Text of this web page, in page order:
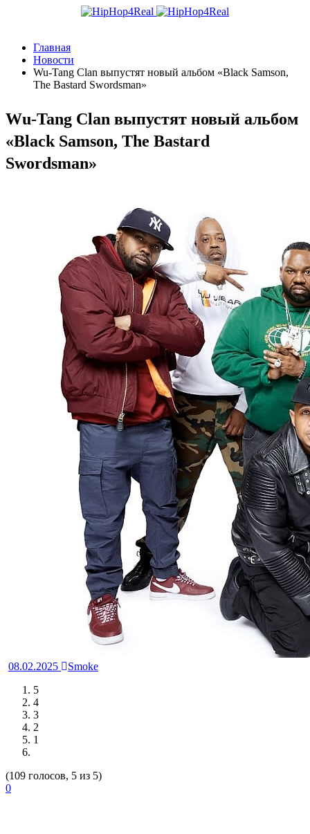
Главная
Новости
Wu-Tang Clan выпустят новый альбом «Black Samson,
The Bastard Swordsman»
Wu-Tang Clan выпустят новый альбом
«Black Samson, The Bastard
Swordsman»
08.02.2025
Smoke
5
4
3
2
1
(109 голосов, 5 из 5)
0